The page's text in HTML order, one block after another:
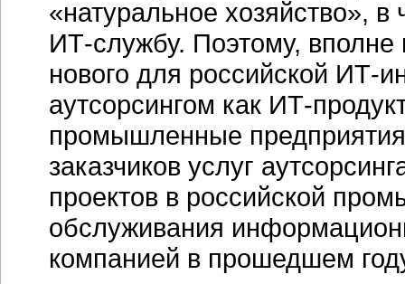
«натуральное хозяйство»,
ИТ-службу. Поэтому, вполне
нового для российской ИТ-
аутсорсингом как ИТ-
промышленные
заказчиков услуг
проектов в российской
обслуживания
компанией в прошедшем